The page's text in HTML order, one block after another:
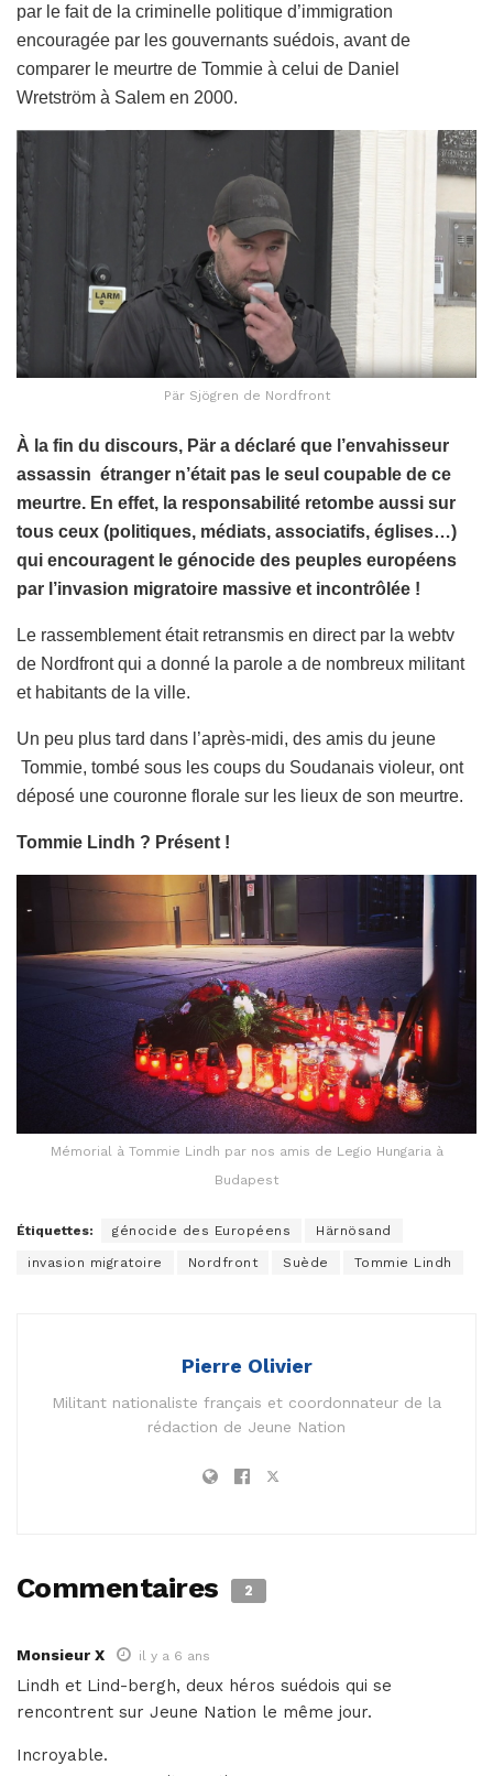
par le fait de la criminelle politique d’immigration
encouragée par les gouvernants suédois, avant de
comparer le meurtre de Tommie à celui de Daniel
Wretström à Salem en 2000.
Pär Sjögren de Nordfront
À la fin du discours, Pär a déclaré que l’envahisseur
assassin étranger n’était pas le seul coupable de ce
meurtre. En effet, la responsabilité retombe aussi sur
tous ceux (politiques, médiats, associatifs, églises…)
qui encouragent le génocide des peuples européens
par l’invasion migratoire massive et incontrôlée !
Le rassemblement était retransmis en direct par la webtv
de Nordfront qui a donné la parole a de nombreux militant
et habitants de la ville.
Un peu plus tard dans l’après-midi, des amis du jeune
Tommie, tombé sous les coups du Soudanais violeur, ont
déposé une couronne florale sur les lieux de son meurtre.
Tommie Lindh ? Présent !
Mémorial à Tommie Lindh par nos amis de Legio Hungaria à
Budapest
Étiquettes: génocide des Européens Härnösand
invasion migratoire Nordfront Suède Tommie Lindh
Pierre Olivier
Militant nationaliste français et coordonnateur de la
rédaction de Jeune Nation
Commentaires 2
Monsieur X il y a 6 ans
Lindh et Lind-bergh, deux héros suédois qui se
rencontrent sur Jeune Nation le même jour.
Incroyable.